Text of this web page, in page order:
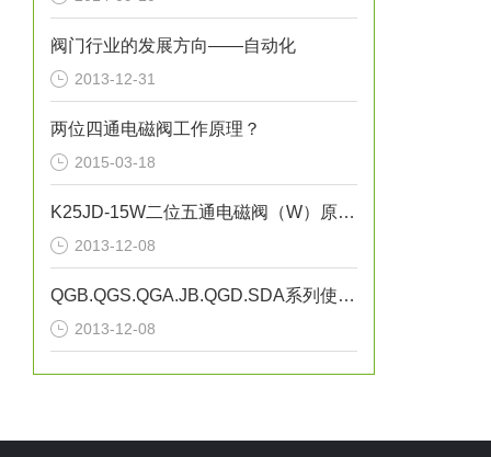
阀门行业的发展方向——自动化
2013-12-31
两位四通电磁阀工作原理？
2015-03-18
K25JD-15W二位五通电磁阀（W）原理（0510-85745374）
2013-12-08
QGB.QGS.QGA.JB.QGD.SDA系列使用说明 K23JSD-L15
2013-12-08